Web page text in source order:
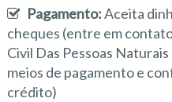
Pagamento:Aceita
cheques (entre em
Civil Das Pessoas
meios de pagamento e
crédito)